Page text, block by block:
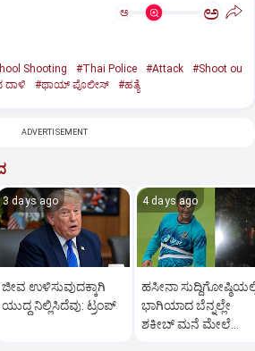
ಅ ಅ
Shooting #Thai Police #Attack
#Shoot ou
ದಾಳಿ #ಥಾಯ್‌ ಪೊಲೀಸ್‌ #ಹತ್ಯೆ
ADVERTISEMENT
3 days ago
ಜೀವ ಉಳಿಸುವುದಕ್ಕಾಗಿ
ಯುದ್ಧ ನಿಲ್ಲಿಸಿದೆವು: ಟ್ರಂಪ್‌
4 days ago
ಹಸೀನಾ
ಭಾಗಿಯಾದ ಬೆನ್ನಲ್ಲೇ
ಶಕೀಬ್ ಮನೆ ಮೇಲೆ